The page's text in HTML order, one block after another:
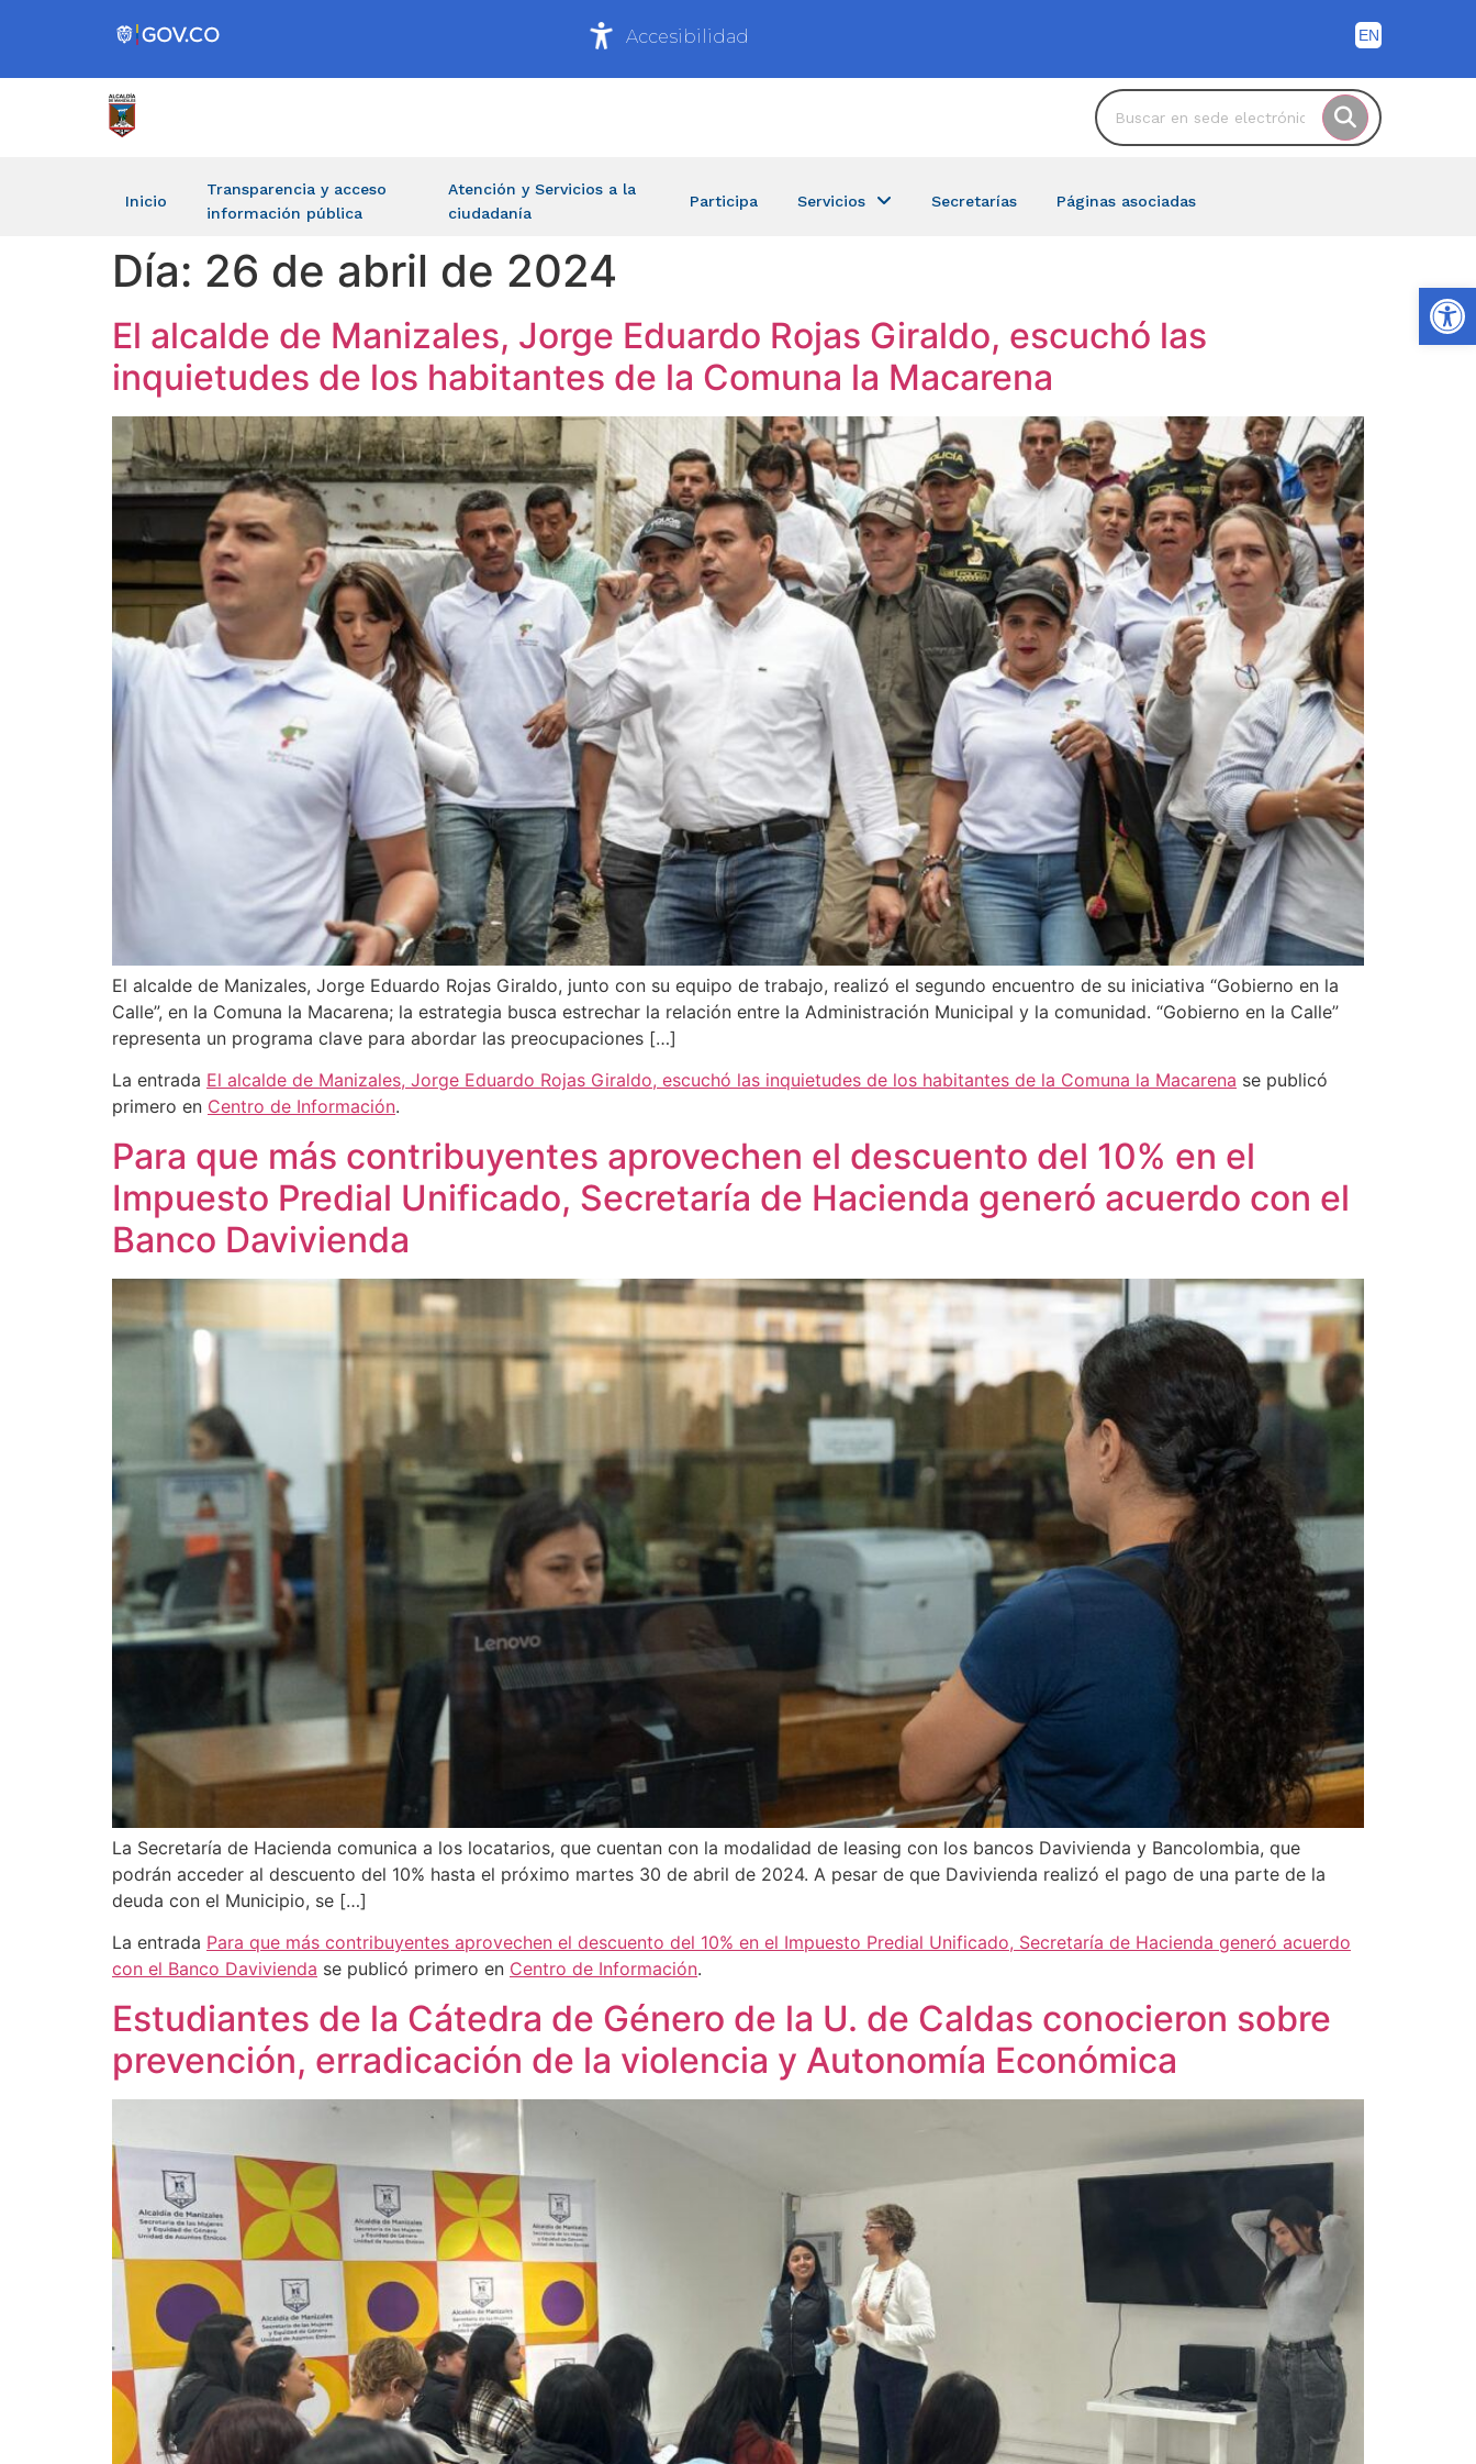
Accesibilidad
Inicio
Transparencia y acceso
información pública
Atención y Servicios a la
ciudadanía
Participa Servicios Secretarías Páginas asociadas
Día: 26 de abril de 2024
El alcalde de Manizales, Jorge Eduardo Rojas Giraldo, escuchó las
inquietudes de los habitantes de la Comuna la Macarena
El alcalde de Manizales, Jorge Eduardo Rojas Giraldo, junto con su equipo de trabajo, realizó el segundo encuentro de su iniciativa “Gobierno en la
Calle”, en la Comuna la Macarena; la estrategia busca estrechar la relación entre la Administración Municipal y la comunidad. “Gobierno en la Calle”
representa un programa clave para abordar las preocupaciones […]
La entrada El alcalde de Manizales, Jorge Eduardo Rojas Giraldo, escuchó las inquietudes de los habitantes de la Comuna la Macarena se publicó
primero en Centro de Información.
Para que más contribuyentes aprovechen el descuento del 10% en el
Impuesto Predial Unificado, Secretaría de Hacienda generó acuerdo con el
Banco Davivienda
La Secretaría de Hacienda comunica a los locatarios, que cuentan con la modalidad de leasing con los bancos Davivienda y Bancolombia, que
podrán acceder al descuento del 10% hasta el próximo martes 30 de abril de 2024. A pesar de que Davivienda realizó el pago de una parte de la
deuda con el Municipio, se […]
La entrada Para que más contribuyentes aprovechen el descuento del 10% en el Impuesto Predial Unificado, Secretaría de Hacienda generó acuerdo
con el Banco Davivienda se publicó primero en Centro de Información.
Estudiantes de la Cátedra de Género de la U. de Caldas conocieron sobre
prevención, erradicación de la violencia y Autonomía Económica